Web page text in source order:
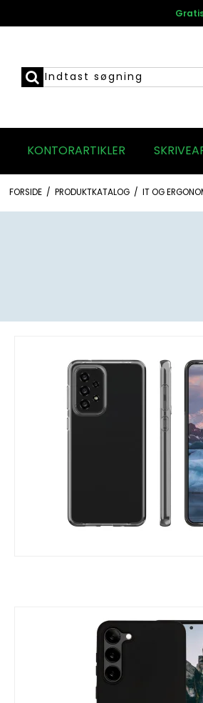
KONTORARTIKLER
FORSIDE / PRODUKTKATALOG / IT OG